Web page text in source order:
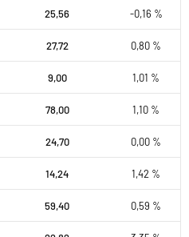
25,56 -0,16 %
27,72 0,80 %
9,00 1,01 %
78,00 1,10 %
24,70 0,00 %
14,24 1,42 %
59,40 0,59 %